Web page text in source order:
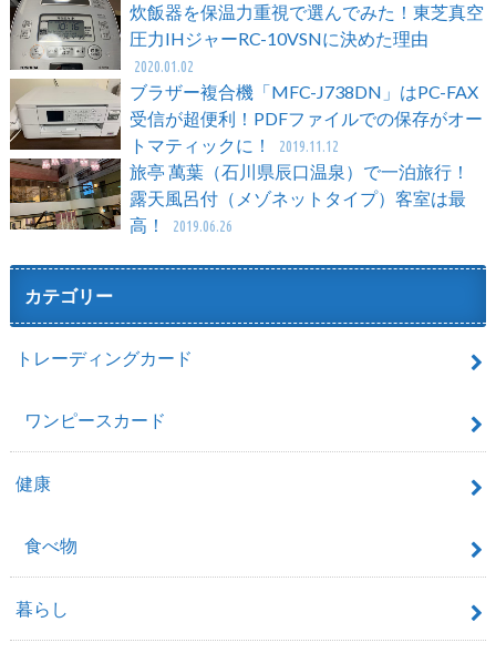
炊飯器を保温力重視で選んでみた！東芝真空
圧力IHジャーRC-10VSNに決めた理由
2020.01.02
ブラザー複合機「MFC-J738DN」はPC-FAX
受信が超便利！PDFファイルでの保存がオー
トマティックに！
2019.11.12
旅亭 萬葉（石川県辰口温泉）で一泊旅行！
露天風呂付（メゾネットタイプ）客室は最
高！
2019.06.26
カテゴリー
トレーディングカード
ワンピースカード
健康
食べ物
暮らし